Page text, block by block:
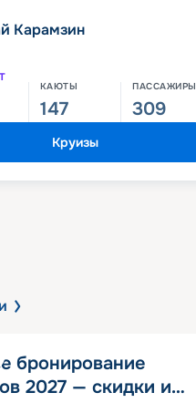
Карамзин
КАЮТЫ
147
ПАССАЖИРЫ
309
Круизы
бронирование
2027 — скидки и